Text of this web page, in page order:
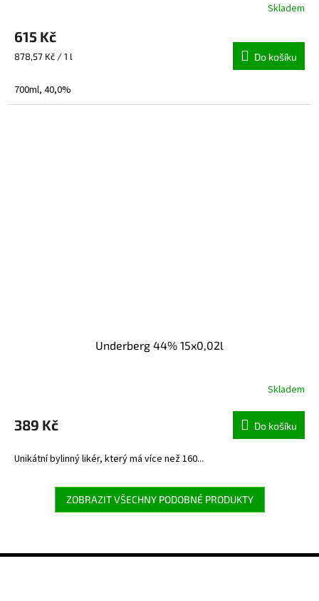
Skladem
615 Kč
Měrná
878,57 Kč / 1 l Do košíku
700ml, 40,0%
Underberg 44% 15x0,02l
produktu
je
z
hvězdiček.
Skladem
389 Kč Do košíku
Unikátní bylinný likér, který má více než 160...
ZOBRAZIT VŠECHNY PODOBNÉ PRODUKTY
Z